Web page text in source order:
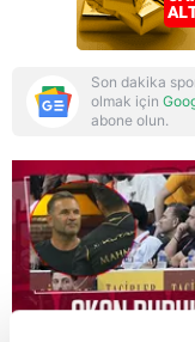
Reddet
Son dakika
olmak için
abone olun.